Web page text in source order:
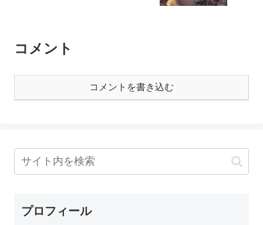
コメント
コメントを書き込む
プロフィール